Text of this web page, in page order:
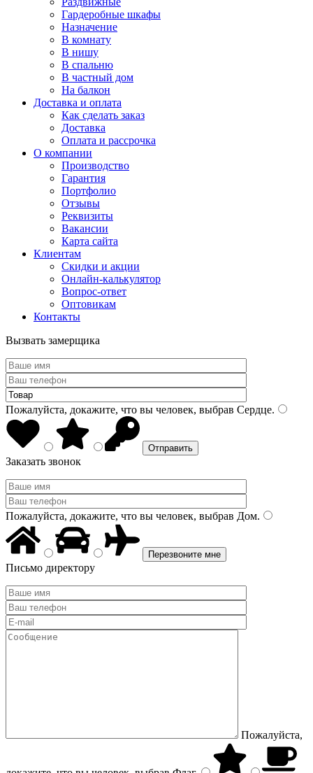
Гардеробные шкафы
Назначение
В комнату
В нишу
В спальню
В частный дом
На балкон
Доставка и оплата
Как сделать заказ
Доставка
Оплата и рассрочка
О компании
Производство
Гарантия
Портфолио
Отзывы
Реквизиты
Вакансии
Карта сайта
Клиентам
Скидки и акции
Онлайн-калькулятор
Вопрос-ответ
Оптовикам
Контакты
Вызвать замерщика
Пожалуйста, докажите, что вы человек, выбрав Сердце.
Заказать звонок
Пожалуйста, докажите, что вы человек, выбрав Дом.
Письмо директору
Пожалуйста,